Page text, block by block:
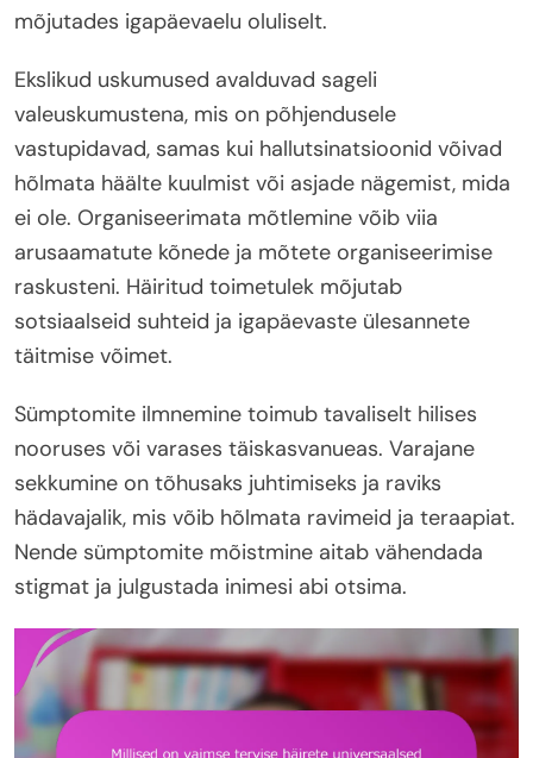
mõjutades igapäevaelu oluliselt.
Ekslikud uskumused avalduvad sageli
valeuskumustena, mis on põhjendusele
vastupidavad, samas kui hallutsinatsioonid võivad
hõlmata häälte kuulmist või asjade nägemist, mida
ei ole. Organiseerimata mõtlemine võib viia
arusaamatute kõnede ja mõtete organiseerimise
raskusteni. Häiritud toimetulek mõjutab
sotsiaalseid suhteid ja igapäevaste ülesannete
täitmise võimet.
Sümptomite ilmnemine toimub tavaliselt hilises
nooruses või varases täiskasvanueas. Varajane
sekkumine on tõhusaks juhtimiseks ja raviks
hädavajalik, mis võib hõlmata ravimeid ja teraapiat.
Nende sümptomite mõistmine aitab vähendada
stigmat ja julgustada inimesi abi otsima.